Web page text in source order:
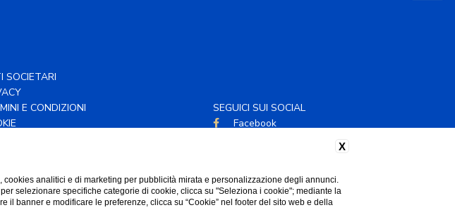
SOCIETARI
E CONDIZIONI
SEGUICI SUI SOCIAL
Facebook
X
analitici e di marketing per pubblicità mirata e personalizzazione degli annunci.
selezionare specifiche categorie di cookie, clicca su "Seleziona i cookie"; mediante la
il banner e modificare le preferenze, clicca su “Cookie” nel footer del sito web e della